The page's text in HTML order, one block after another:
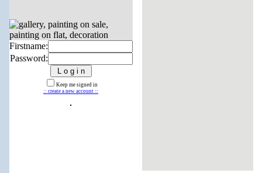
Firstname:
Password:
Keep me signed in
:: create a new account ::